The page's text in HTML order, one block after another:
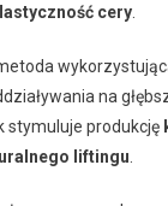
cery.
na
stymuluje produkcję
liftingu